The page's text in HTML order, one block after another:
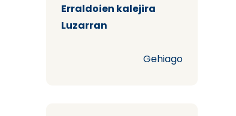
Erraldoien kalejira
Luzarran
Gehiago